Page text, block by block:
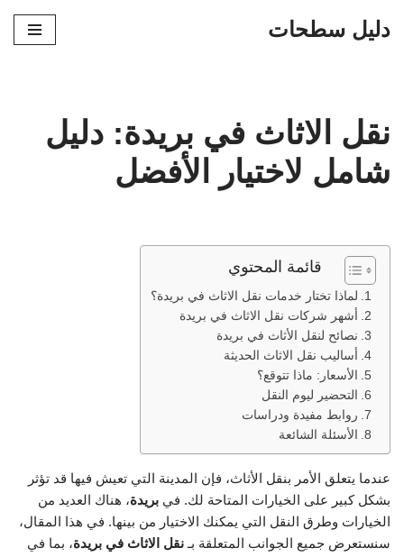
دليل سطحات
نقل الاثاث في بريدة: دليل
شامل لاختيار الأفضل
قائمة المحتوي
لماذا تختار خدمات نقل الاثاث في بريدة؟
أشهر شركات نقل الاثاث في بريدة
نصائح لنقل الأثاث في بريدة
أساليب نقل الاثاث الحديثة
الأسعار: ماذا تتوقع؟
التحضير ليوم النقل
روابط مفيدة ودراسات
الأسئلة الشائعة
عندما يتعلق الأمر بنقل الأثاث، فإن المدينة التي تعيش فيها قد تؤثر
بشكل كبير على الخيارات المتاحة لك. في بريدة، هناك العديد من
الخيارات وطرق النقل التي يمكنك الاختيار من بينها. في هذا المقال،
سنستعرض جميع الجوانب المتعلقة بـ نقل الاثاث في بريدة، بما في